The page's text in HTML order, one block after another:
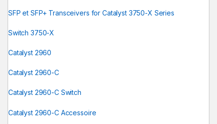
SFP et SFP+ Transceivers for Catalyst 3750-X Series
Switch 3750-X
Catalyst 2960
Catalyst 2960-C
Catalyst 2960-C Switch
Catalyst 2960-C Accessoire